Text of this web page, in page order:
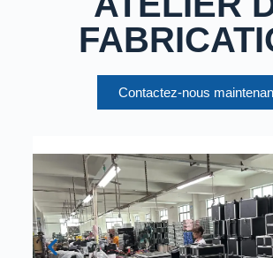
Contactez-nous